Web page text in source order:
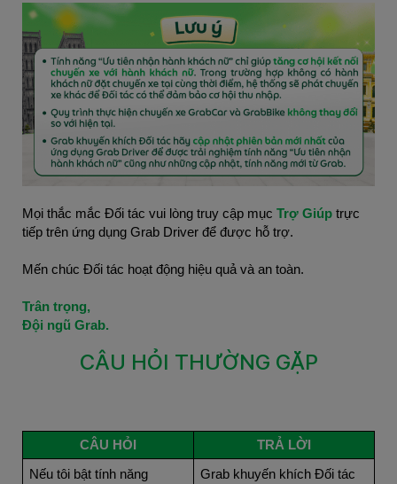
Mọi thắc mắc Đối tác vui lòng truy cập mục Trợ Giúp trực
tiếp trên ứng dụng Grab Driver để được hỗ trợ.
Mến chúc Đối tác hoạt động hiệu quả và an toàn.
Trân trọng,
Đội ngũ Grab.
CÂU HỎI THƯỜNG GẶP
CÂU HỎI TRẢ LỜI
Nếu tôi bật tính năng
Grab khuyến khích Đối tác